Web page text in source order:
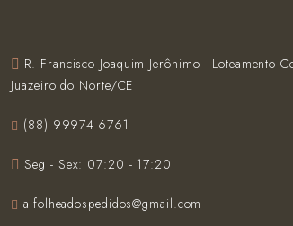
R. Francisco Joaquim Jerônimo - Loteamento
Juazeiro do Norte/CE
(‪88) 99974-6761‬
Seg - Sex: 07:20 - 17:20
alfolheadospedidos@gmail.com